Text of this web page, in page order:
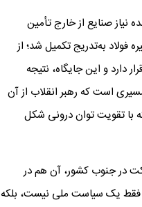
صنایع از خارج تأمین
به‌تدریج تکمیل شد؛ از
دارد و این جایگاه، نتیجه
است که رهبر انقلاب از آن
با تقویت توان درونی شکل
در جنوب کشور، آن هم در
فقط یک سیاست ملی نیست، بلکه